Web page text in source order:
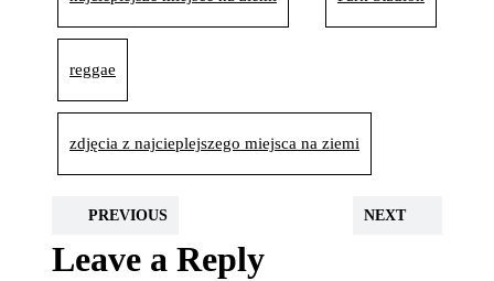
reggae
zdjęcia z najcieplejszego miejsca na ziemi
PREVIOUS NEXT
Leave a Reply